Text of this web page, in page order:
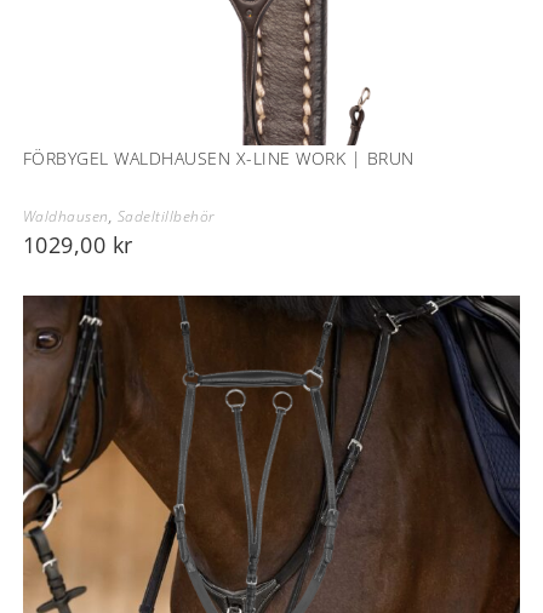
FÖRBYGEL WALDHAUSEN X-LINE WORK | BRUN
Waldhausen, Sadeltillbehör
1029,00 kr